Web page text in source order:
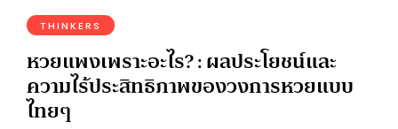
THINKERS
หวยแพงเพราะอะไร? : ผลประโยชน์และ
ความไร้ประสิทธิภาพของวงการหวยแบบ
ไทยๆ